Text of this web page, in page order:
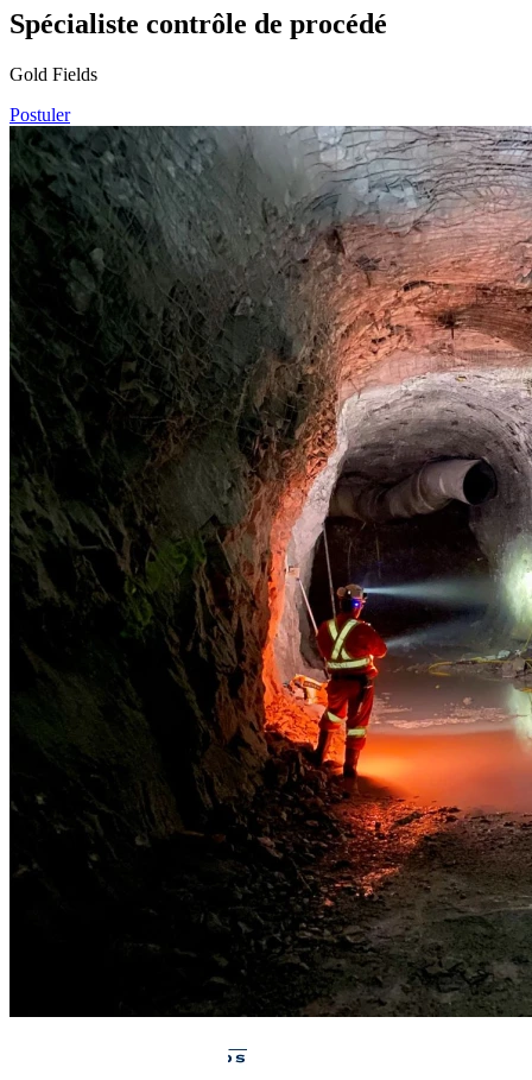
Spécialiste contrôle de procédé
Gold Fields
Postuler